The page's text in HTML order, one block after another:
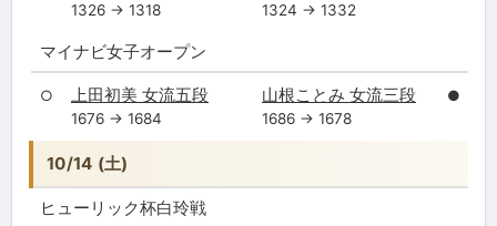
1326 → 1318 1324 → 1332
マイナビ女子オープン
○ 上田初美 女流五段
1676 → 1684
山根ことみ 女流三段
1686 → 1678
●
10/14 (土)
ヒューリック杯白玲戦